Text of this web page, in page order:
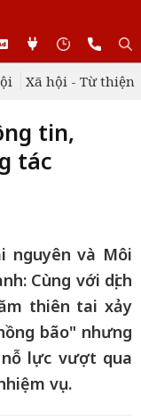
Xã hội - Từ thiện
tin,
tác
nguyên và Môi
Cùng với dịch
thiên tai xảy
bão" nhưng
lực vượt qua
vụ.